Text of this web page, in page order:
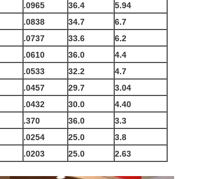
.0965 36.4
5.94
.0838 34.7
6.7
.0737 33.6
6.2
.0610 36.0
4.4
.0533 32.2
4.7
.0457 29.7
3.04
.0432 30.0
4.40
.370 36.0
3.3
.0254 25.0
3.8
.0203 25.0 2.63